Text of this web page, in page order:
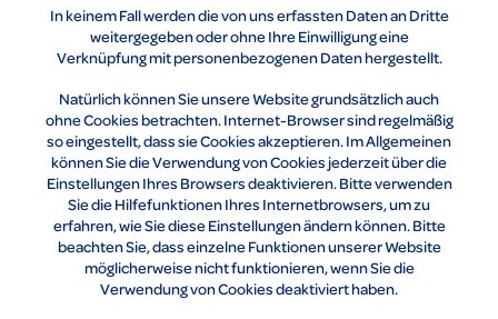
In keinem Fall werden die von uns erfassten Daten an Dritte
weitergegeben oder ohne Ihre Einwilligung eine
Verknüpfung mit personenbezogenen Daten hergestellt.
Natürlich können Sie unsere Website grundsätzlich auch
ohne Cookies betrachten. Internet-Browser sind regelmäßig
so eingestellt, dass sie Cookies akzeptieren. Im Allgemeinen
können Sie die Verwendung von Cookies jederzeit über die
Einstellungen Ihres Browsers deaktivieren. Bitte verwenden
Sie die Hilfefunktionen Ihres Internetbrowsers, um zu
erfahren, wie Sie diese Einstellungen ändern können. Bitte
beachten Sie, dass einzelne Funktionen unserer Website
möglicherweise nicht funktionieren, wenn Sie die
Verwendung von Cookies deaktiviert haben.